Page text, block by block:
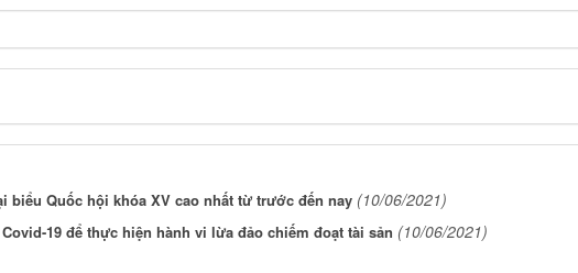
Quốc hội khóa XV cao nhất từ trước đến nay (10/06/2021)
19 để thực hiện hành vi lừa đảo chiếm đoạt tài sản (10/06/2021)